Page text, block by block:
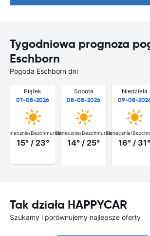
Tygodniowa prognoza
Eschborn
Pogoda Eschborn dni
Piątek
07-08-2026
Słonecznie/Bezchmurnie
15° / 23°
Sobota
08-08-2026
Słonecznie/Bezchmurnie
14° / 25°
Niedziela
09-08-
Słonecznie/
16° / 31°
Tak działa HAPPYCAR
Szukamy i porównujemy najlepsze oferty